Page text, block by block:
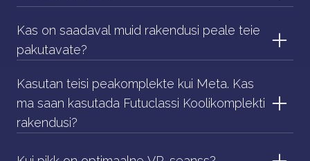
Kas on saadaval muid rakendusi peale teie
pakutavate?
Kasutan teisi peakomplekte kui Meta. Kas
ma saan kasutada Futuclassi Koolikomplekti
rakendusi?